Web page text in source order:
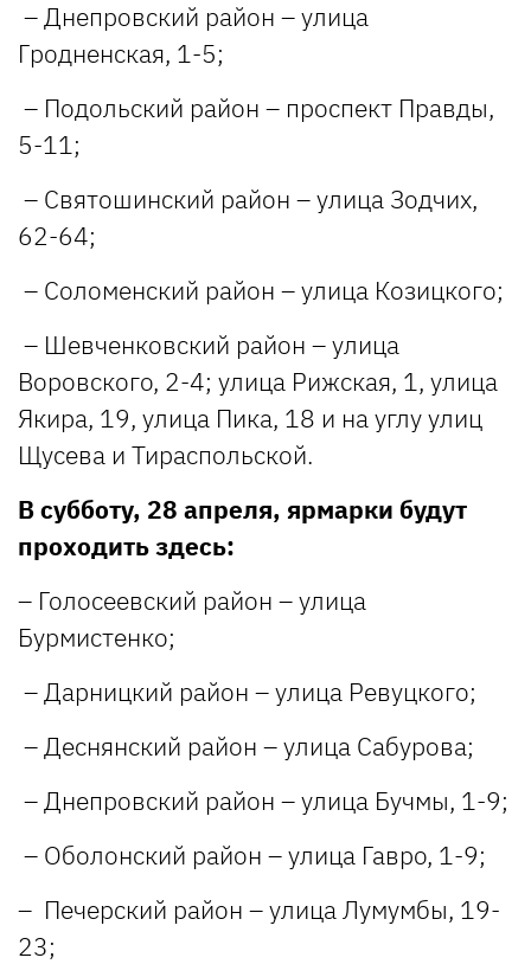
– Днепровский район – улица
Гродненская, 1-5;
– Подольский район – проспект Правды,
5-11;
– Святошинский район – улица Зодчих,
62-64;
– Соломенский район – улица Козицкого;
– Шевченковский район – улица
Воровского, 2-4; улица Рижская, 1, улица
Якира, 19, улица Пика, 18 и на углу улиц
Щусева и Тираспольской.
В субботу, 28 апреля, ярмарки будут
проходить здесь:
– Голосеевский район – улица
Бурмистенко;
– Дарницкий район – улица Ревуцкого;
– Деснянский район – улица Сабурова;
– Днепровский район – улица Бучмы, 1-9;
– Оболонский район – улица Гавро, 1-9;
– Печерский район – улица Лумумбы, 19-
23;